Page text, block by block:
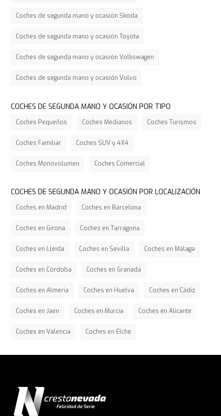
Coches de segunda mano y ocasión Skoda
Coches de segunda mano y ocasión Toyota
Coches de segunda mano y ocasión Volkswagen
Coches de segunda mano y ocasión Volvo
COCHES DE SEGUNDA MANO Y OCASIÓN POR TIPO
Coches Pequeños Coches Medianos Coches Turismos
Coches Familiar Coches SUV y 4X4
Coches Monovolumen Coches Comercial
COCHES DE SEGUNDA MANO Y OCASIÓN POR LOCALIZACIÓN
Coches en Madrid Coches en Barcelona
Coches en Girona Coches en Tarragona
Coches en Lleida Coches en Sevilla Coches en Málaga
Coches en Córdoba Coches en Granada
Coches en Almería Coches en Huelva Coches en Cádiz
Coches en Jaén Coches en Murcia Coches en Alicante
Coches en Valencia Coches en Elche